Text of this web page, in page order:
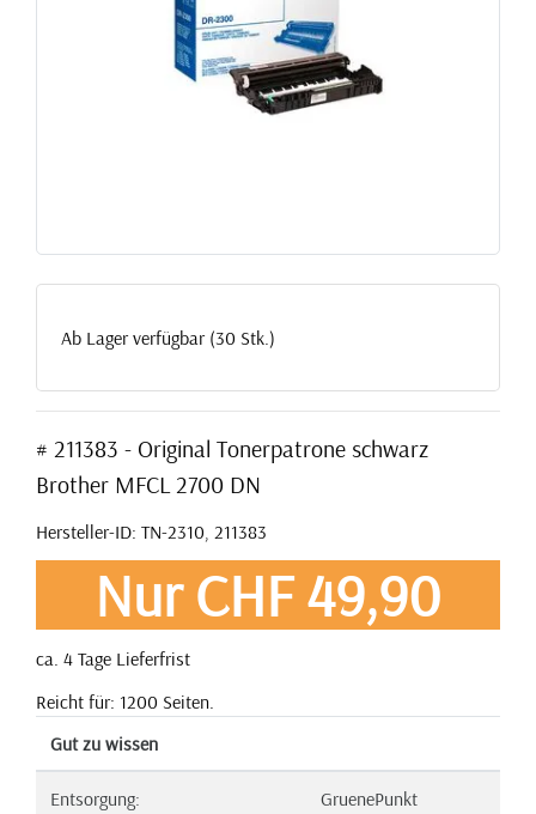
Ab Lager verfügbar (30 Stk.)
# 211383 - Original Tonerpatrone schwarz
Brother MFCL 2700 DN
Hersteller-ID: TN-2310, 211383
Nur CHF 49,90
ca. 4 Tage Lieferfrist
Reicht für: 1200 Seiten.
Gut zu wissen
Entsorgung: GruenePunkt